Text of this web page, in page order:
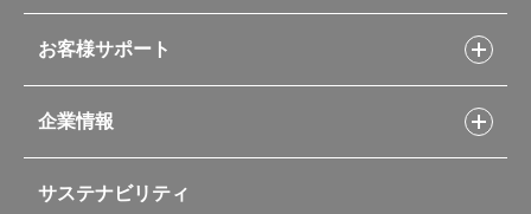
コーヒーメーカー
ソフトクーラー・バッグ
山専用ボトル
自転車専用ボトル
アパレル小物
シャトルシェフレシピ
スープジャーレシピ
イージースモーカーレシピ
レシピ本のご紹介
お客様サポート
交換用部品の購入方法
部品の種類や販売状況を調べる
よくあるご質問・お問い合わせ
企業情報
企業理念
サステナビリティ